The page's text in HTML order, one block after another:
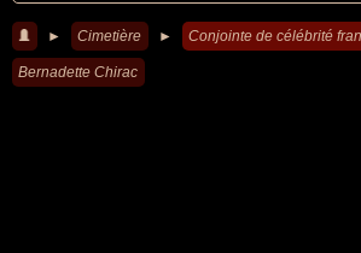
► Cimetière ► Conjointe de célébrité
Bernadette Chirac